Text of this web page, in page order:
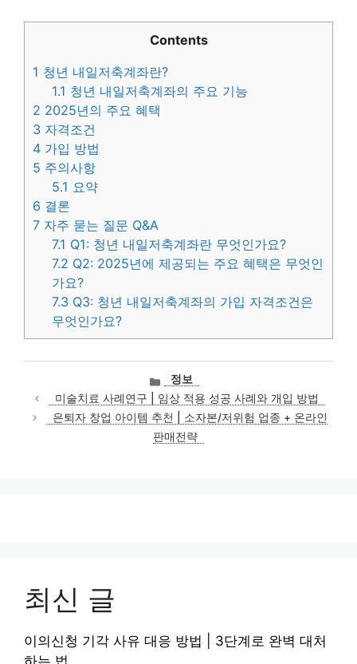
Contents
1 청년 내일저축계좌란?
1.1 청년 내일저축계좌의 주요 기능
2 2025년의 주요 혜택
3 자격조건
4 가입 방법
5 주의사항
5.1 요약
6 결론
7 자주 묻는 질문 Q&A
7.1 Q1: 청년 내일저축계좌란 무엇인가요?
7.2 Q2: 2025년에 제공되는 주요 혜택은 무엇인
가요?
7.3 Q3: 청년 내일저축계좌의 가입 자격조건은
무엇인가요?
카
테
고
리
정보
미술치료 사례연구 | 임상 적용 성공 사례와 개입 방법
은퇴자 창업 아이템 추천 | 소자본/저위험 업종 + 온라인
판매전략
최신 글
이의신청 기각 사유 대응 방법 | 3단계로 완벽 대처